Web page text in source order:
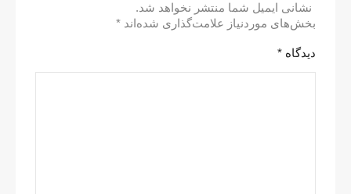
نشانی ایمیل شما منتشر نخواهد شد.
بخش‌های موردنیاز علامت‌گذاری شده‌اند *
دیدگاه *